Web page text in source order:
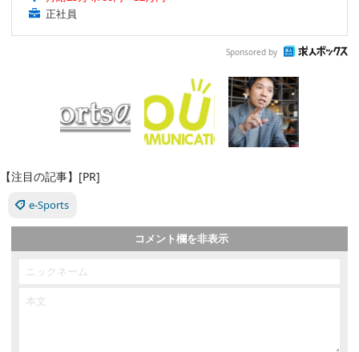
正社員
Sponsored by
【注目の記事】[PR]
e-Sports
コメント欄を非表示